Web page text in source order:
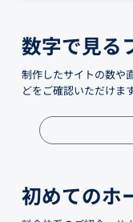
数字で見る
制作したサイトの数や
どをご確認いただけます
初めてのホ